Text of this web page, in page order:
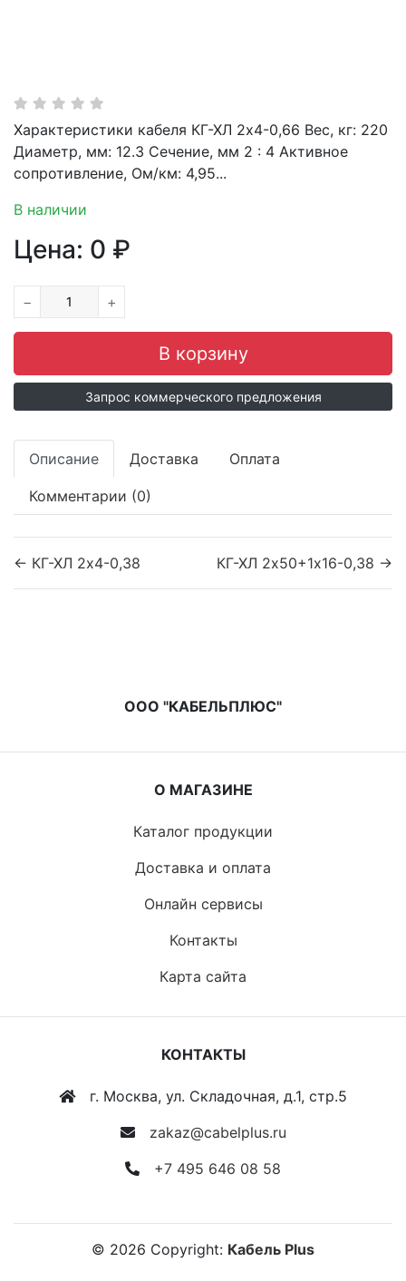
Характеристики кабеля КГ-ХЛ 2х4-0,66 Вес, кг: 220
Диаметр, мм: 12.3 Сечение, мм 2 : 4 Активное
сопротивление, Ом/км: 4,95...
В наличии
Цена: 0 ₽
− +
Запрос коммерческого предложения
Описание Доставка Оплата
Комментарии (0)
← КГ-ХЛ 2х4-0,38 КГ-ХЛ 2х50+1х16-0,38 →
ООО "КАБЕЛЬПЛЮС"
О МАГАЗИНЕ
Каталог продукции
Доставка и оплата
Онлайн сервисы
Контакты
Карта сайта
КОНТАКТЫ
г. Москва, ул. Складочная, д.1, стр.5
zakaz@cabelplus.ru
+7 495 646 08 58
© 2026 Copyright: Кабель Plus